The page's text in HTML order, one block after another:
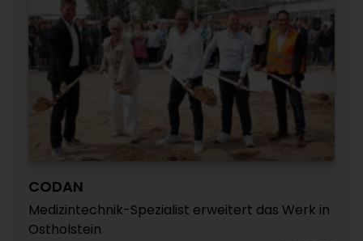
CODAN
Medizintechnik-Spezialist erweitert das Werk in
Ostholstein